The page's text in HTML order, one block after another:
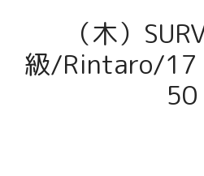
（木）
級/Rintaro/17
50